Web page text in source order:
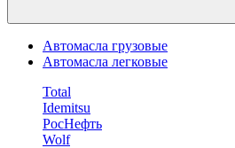
Автомасла грузовые
Автомасла легковые
Total
Idemitsu
РосНефть
Wolf